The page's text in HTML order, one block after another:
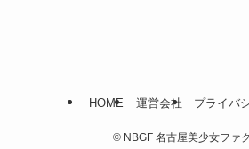
HOME 運営会社 プライバ
©NBGF 名古屋美少女ファ